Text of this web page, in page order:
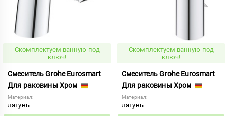
Скомплектуем ванную под
ключ!
Смеситель Grohe Eurosmart
Для раковины Хром
Материал:
латунь
Скомплектуем ванную под
ключ!
Смеситель Grohe Eurosmart
Для раковины Хром
Материал:
латунь